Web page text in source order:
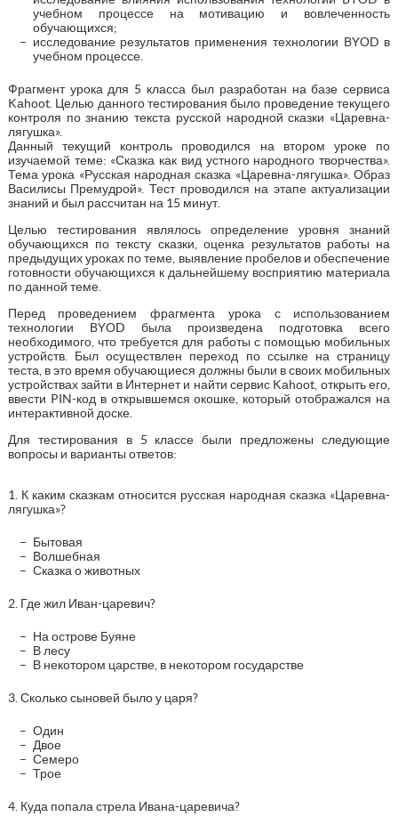
учебном процессе на мотивацию и вовлеченность
обучающихся;
исследование результатов применения технологии BYОD в
учебном процессе.
Фрагмент урока для 5 класса был разработан на базе сервиса
Kаhооt. Целью данного тестирования было проведение текущего
контроля по знанию текста русской народной сказки «Царевна-
лягушка».
Данный текущий контроль проводился на втором уроке по
изучаемой теме: «Сказка как вид устного народного творчества».
Тема урока «Русская народная сказка «Царевна-лягушка». Образ
Василисы Премудрой». Тест проводился на этапе актуализации
знаний и был рассчитан на 15 минут.
Целью тестирования являлось определение уровня знаний
обучающихся по тексту сказки, оценка результатов работы на
предыдущих уроках по теме, выявление пробелов и обеспечение
готовности обучающихся к дальнейшему восприятию материала
по данной теме.
Перед проведением фрагмента урока с использованием
технологии BYОD была произведена подготовка всего
необходимого, что требуется для работы с помощью мобильных
устройств. Был осуществлен переход по ссылке на страницу
теста, в это время обучающиеся должны были в своих мобильных
устройствах зайти в Интернет и найти сервис Kаhооt, открыть его,
ввести PIN-код в открывшемся окошке, который отображался на
интерактивной доске.
Для тестирования в 5 классе были предложены следующие
вопросы и варианты ответов:
1. К каким сказкам относится русская народная сказка «Царевна-
лягушка»?
Бытовая
Волшебная
Сказка о животных
2. Где жил Иван-царевич?
На острове Буяне
В лесу
В некотором царстве, в некотором государстве
3. Сколько сыновей было у царя?
Один
Двое
Семеро
Трое
4. Куда попала стрела Ивана-царевича?